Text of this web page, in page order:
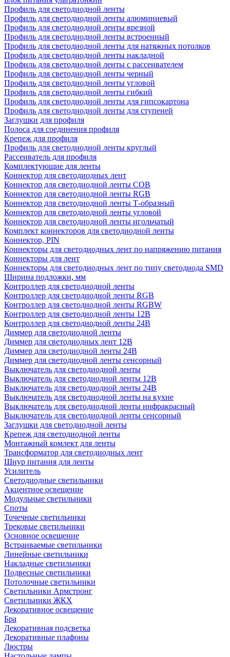
Профиль для светодиодной ленты
Профиль для светодиодной ленты алюминиевый
Профиль для светодиодной ленты врезной
Профиль для светодиодной ленты встроенный
Профиль для светодиодной ленты для натяжных потолков
Профиль для светодиодной ленты накладной
Профиль для светодиодной ленты с рассеивателем
Профиль для светодиодной ленты черный
Профиль для светодиодной ленты угловой
Профиль для светодиодной ленты гибкий
Профиль для светодиодной ленты для гипсокартона
Профиль для светодиодной ленты для ступеней
Заглушки для профиля
Полоса для соединения профиля
Крепеж для профиля
Профиль для светодиодной ленты круглый
Рассеиватель для профиля
Комплектующие для ленты
Коннектор для светодиодных лент
Коннектор для светодиодной ленты COB
Коннектор для светодиодной ленты RGB
Коннектор для светодиодной ленты Т-образный
Коннектор для светодиодной ленты угловой
Коннектор для светодиодной ленты игольчатый
Комплект коннекторов для светодиодной ленты
Коннектор, PIN
Коннекторы для светодиодных лент по напряжению питания
Коннекторы для лент
Коннекторы для светодиодных лент по типу светодиода SMD
Ширина подложки, мм
Контроллер для светодиодной ленты
Контроллер для светодиодной ленты RGB
Контроллер для светодиодной ленты RGBW
Контроллер для светодиодной ленты 12В
Контроллер для светодиодной ленты 24В
Диммер для светодиодной ленты
Диммер для светодиодных лент 12В
Диммер для светодиодной ленты 24В
Диммер для светодиодной ленты сенсорный
Выключатель для светодиодной ленты
Выключатель для светодиодной ленты 12В
Выключатель для светодиодной ленты 24В
Выключатель для светодиодной ленты на кухне
Выключатель для светодиодной ленты инфракрасный
Выключатель для светодиодной ленты сенсорный
Заглушки для светодиодной ленты
Крепеж для светодиодной ленты
Монтажный комлект для ленты
Трансформатор для светодиодных лент
Шнур питания для ленты
Усилитель
Светодиодные светильники
Акцентное освещение
Модульные светильники
Споты
Точечные светильники
Трековые светильники
Основное освещение
Встраиваемые светильники
Линейные светильники
Накладные светильники
Подвесные светильники
Потолочные светильники
Светильники Армстронг
Светильники ЖКХ
Декоративное освещение
Бра
Декоративная подсветка
Декоративные плафоны
Люстры